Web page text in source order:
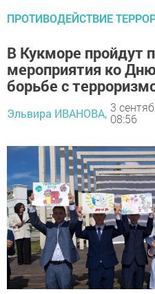
ПРОТИВОДЕЙСТВИЕ
В Кукморе пройдут
мероприятия ко
борьбе с
Эльвира ИВАНОВА, 3
08:56